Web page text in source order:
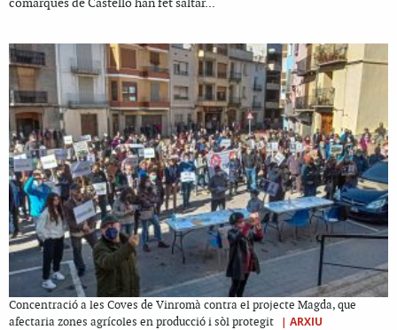
comarques de Castelló han fet saltar...
Concentració a les Coves de Vinromà contra el projecte Magda, que
afectaria zones agrícoles en producció i sòl protegit
| ARXIU